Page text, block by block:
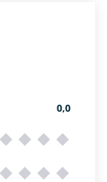
0,0